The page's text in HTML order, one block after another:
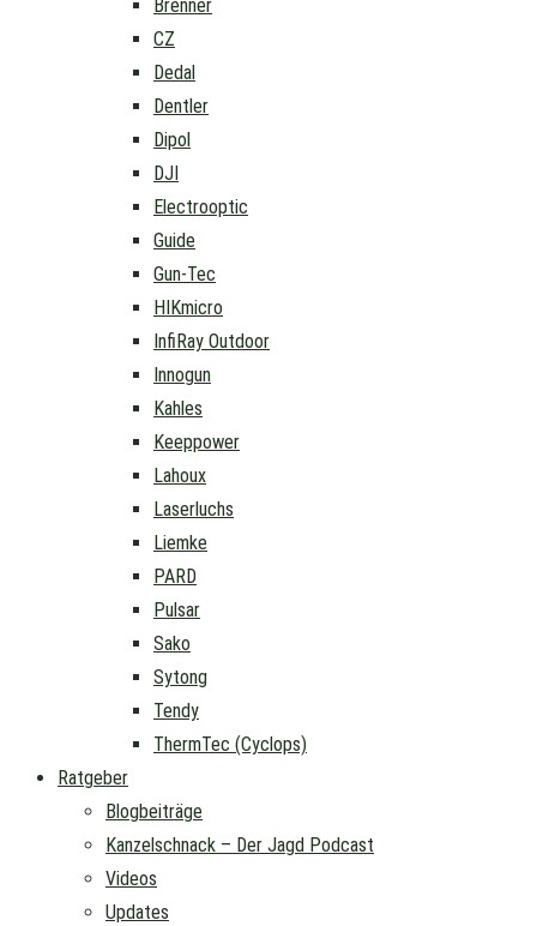
Brenner
CZ
Dedal
Dentler
Dipol
DJI
Electrooptic
Guide
Gun-Tec
HIKmicro
InfiRay Outdoor
Innogun
Kahles
Keeppower
Lahoux
Laserluchs
Liemke
PARD
Pulsar
Sako
Sytong
Tendy
ThermTec (Cyclops)
Ratgeber
Blogbeiträge
Kanzelschnack – Der Jagd Podcast
Videos
Updates